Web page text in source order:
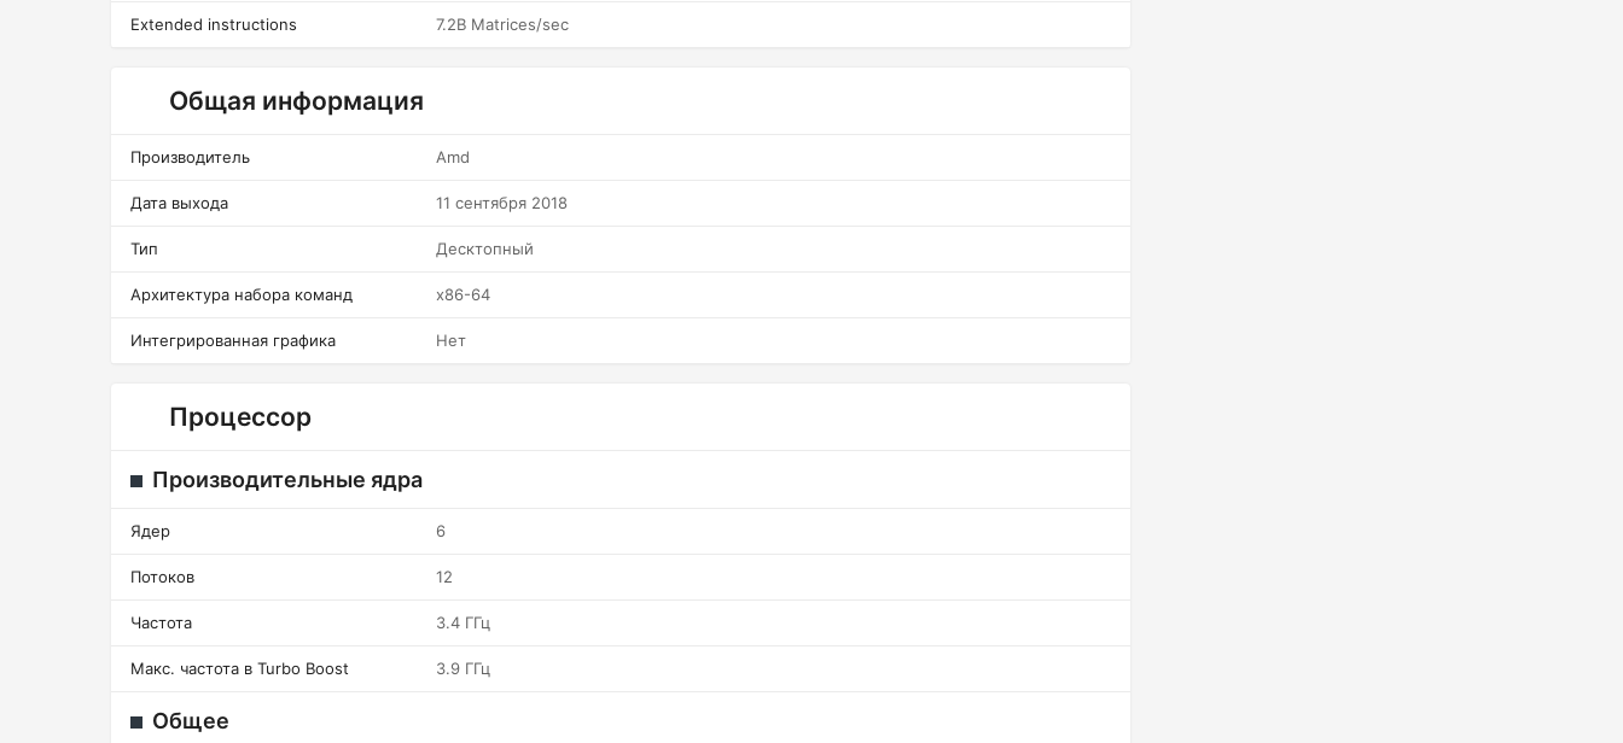
Extended instructions 7.2B Matrices/sec
Общая информация
Производитель Amd
Дата выхода 11 сентября 2018
Тип Десктопный
Архитектура набора команд x86-64
Интегрированная графика Нет
Процессор
Производительные ядра
Ядер 6
Потоков 12
Частота 3.4 ГГц
Макс. частота в Turbo Boost 3.9 ГГц
Общее